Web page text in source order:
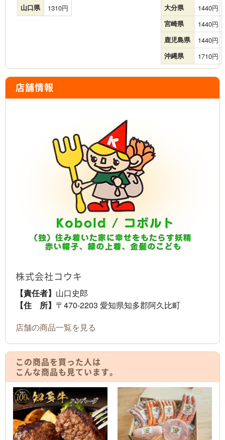
山口県 1310 大分県 1440
宮崎県 1440
鹿児島県 1440
沖縄県 1710
店舗情報
株式会社コウキ
【責任者】 山口史郎
【住 所】 〒470-2203 愛知県知多郡阿久比町
店舗の商品一覧を見る
この商品を買った人は
こんな商品も見ています。